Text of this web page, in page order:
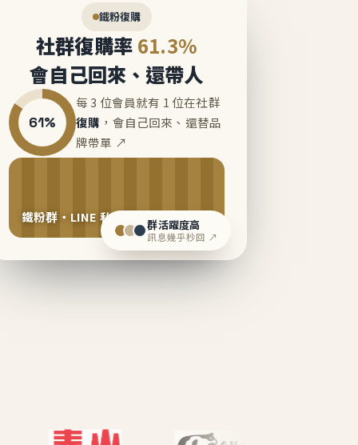
鐵粉復購
社群復購率 61.3%
會自己回來、還帶人
61%
每 3 位會員就有 1 位在社群
復購 ，會自己回來、還替品
牌帶單 ↗
鐵粉群・LINE 私域運營中群活躍度高
訊息幾乎秒回 ↗